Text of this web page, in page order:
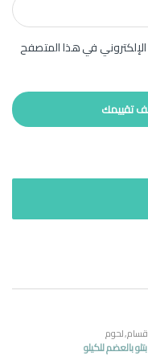
في هذا المتصفح
,لحوم
بالعضم للكيلو